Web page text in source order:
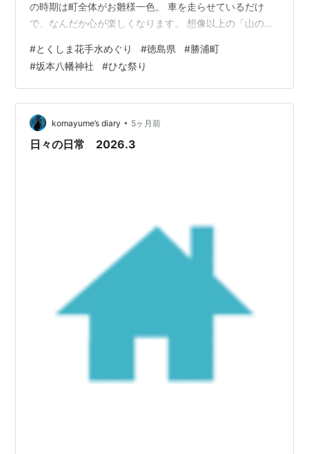
の時期は町全体がお雛様一色。 車を走らせているだけ
で、なんだか心が楽しくなります。 想像以上の「山の
にはまっている「とくしま花手水めぐり」。 3月29日で
終了ですが、私にとって最近の最高の癒しになっていま
す。 www.fukumaru2525.com
www.fukumaru2525.com www.awanavi.jp 今年の2月に
行った時に書いた、ビッグひな祭りの会場を通り過ぎ
て、さらに山…
#とくしま花手水めぐり #徳島県 #勝浦町
#坂本八幡神社 #ひな祭り
komayume’s diary • 5ヶ月前
日々の日常 2026.3